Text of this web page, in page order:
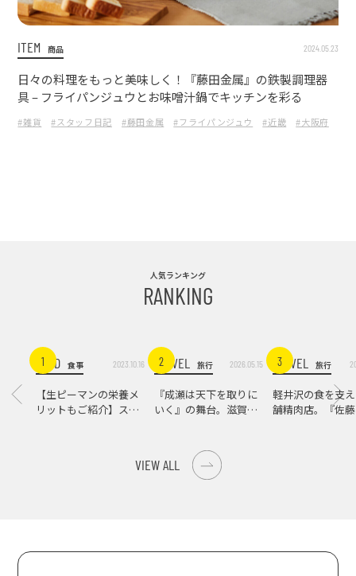
ITEM 商品 2024.05.23
日々の料理をもっと美味しく！『藤田金属』の鉄製調理器
具 – フライパンジュウとお味噌汁鍋でキッチンを彩る
#雑貨 #スタッフ日記 #藤田金属 #フライパンジュウ #近畿 #大阪府
人気ランキング
RANKING
1FOOD 食事 2023.10.16
【生ピーマンの栄養メ
リットもご紹介】スパ
2
TRAVEL 旅行 2026.05.15
『成瀬は天下を取りに
いく』の舞台。滋賀県
3
TRAVEL 旅行
軽井沢の食を支
舗精肉店。『佐
VIEW ALL